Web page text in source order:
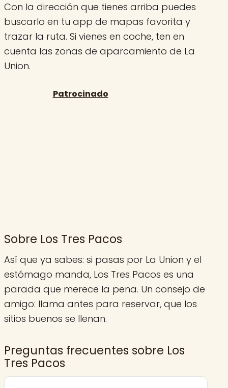
Con la dirección que tienes arriba puedes
buscarlo en tu app de mapas favorita y
trazar la ruta. Si vienes en coche, ten en
cuenta las zonas de aparcamiento de La
Union.
Sobre Los Tres Pacos
Así que ya sabes: si pasas por La Union y el
estómago manda, Los Tres Pacos es una
parada que merece la pena. Un consejo de
amigo: llama antes para reservar, que los
sitios buenos se llenan.
Preguntas frecuentes sobre Los
Tres Pacos